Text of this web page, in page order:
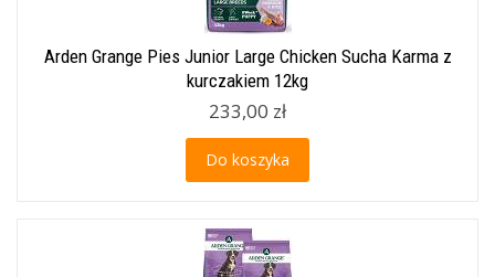
Arden Grange Pies Junior Large Chicken Sucha Karma z
kurczakiem 12kg
233,00 zł
Do koszyka